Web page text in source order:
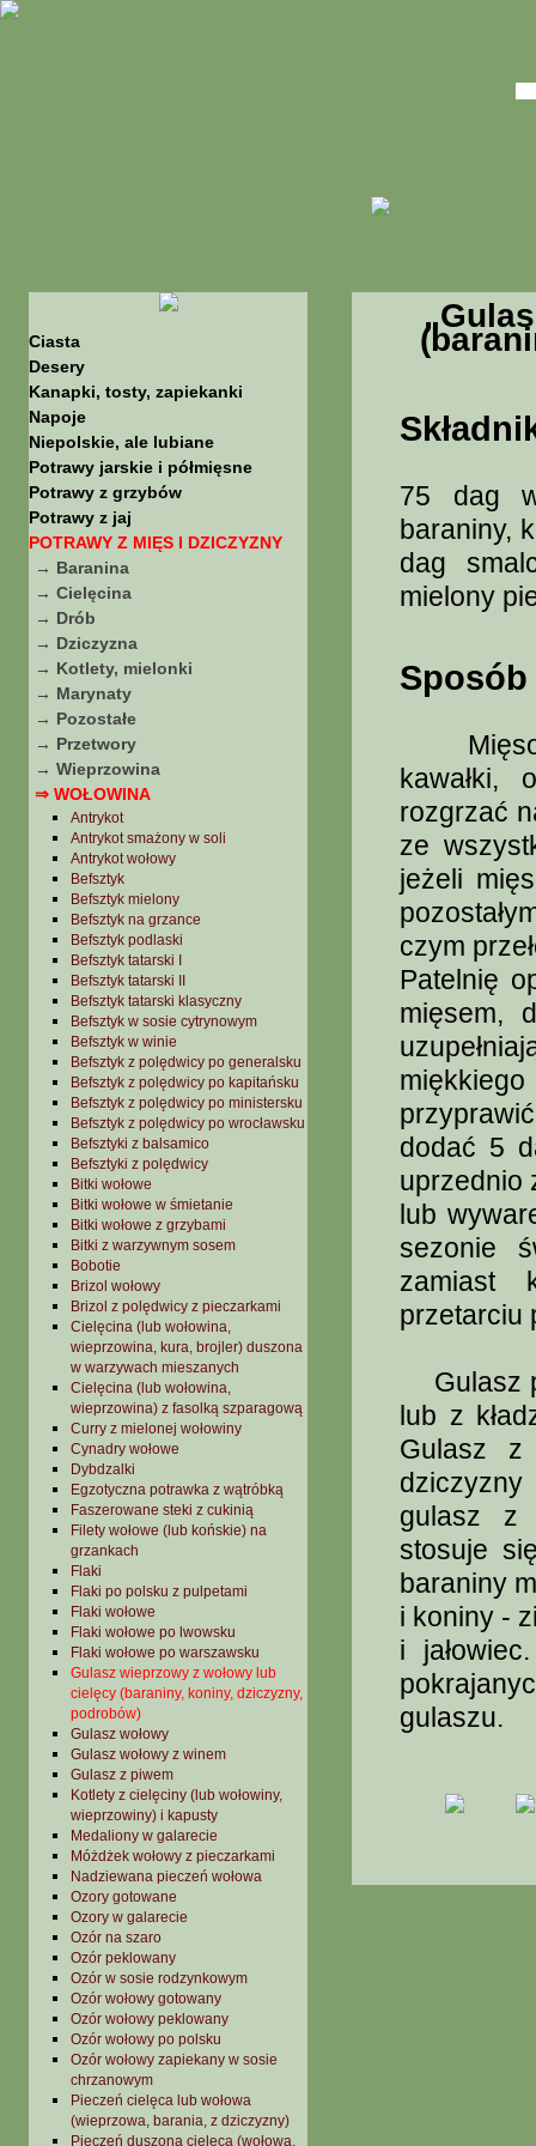
Ciasta
Desery
Kanapki, tosty, zapiekanki
Napoje
Niepolskie, ale lubiane
Potrawy jarskie i półmięsne
Potrawy z grzybów
Potrawy z jaj
POTRAWY Z MIĘS I DZICZYZNY
→ Baranina
→ Cielęcina
→ Drób
→ Dziczyzna
→ Kotlety, mielonki
→ Marynaty
→ Pozostałe
→ Przetwory
→ Wieprzowina
⇒ WOŁOWINA
Antrykot
Antrykot smażony w soli
Antrykot wołowy
Befsztyk
Befsztyk mielony
Befsztyk na grzance
Befsztyk podlaski
Befsztyk tatarski I
Befsztyk tatarski II
Befsztyk tatarski klasyczny
Befsztyk w sosie cytrynowym
Befsztyk w winie
Befsztyk z polędwicy po generalsku
Befsztyk z polędwicy po kapitańsku
Befsztyk z polędwicy po ministersku
Befsztyk z polędwicy po wrocławsku
Befsztyki z balsamico
Befsztyki z polędwicy
Bitki wołowe
Bitki wołowe w śmietanie
Bitki wołowe z grzybami
Bitki z warzywnym sosem
Bobotie
Brizol wołowy
Brizol z polędwicy z pieczarkami
Cielęcina (lub wołowina,
wieprzowina, kura, brojler) duszona
w warzywach mieszanych
Cielęcina (lub wołowina,
wieprzowina) z fasolką szparagową
Curry z mielonej wołowiny
Cynadry wołowe
Dybdzalki
Egzotyczna potrawka z wątróbką
Faszerowane steki z cukinią
Filety wołowe (lub końskie) na
grzankach
Flaki
Flaki po polsku z pulpetami
Flaki wołowe
Flaki wołowe po lwowsku
Flaki wołowe po warszawsku
Gulasz wieprzowy z wołowy lub
cielęcy (baraniny, koniny, dziczyzny,
podrobów)
Gulasz wołowy
Gulasz wołowy z winem
Gulasz z piwem
Kotlety z cielęciny (lub wołowiny,
wieprzowiny) i kapusty
Medaliony w galarecie
Móżdżek wołowy z pieczarkami
Nadziewana pieczeń wołowa
Ozory gotowane
Ozory w galarecie
Ozór na szaro
Ozór peklowany
Ozór w sosie rodzynkowym
Ozór wołowy gotowany
Ozór wołowy peklowany
Ozór wołowy po polsku
Ozór wołowy zapiekany w sosie
chrzanowym
Pieczeń cielęca lub wołowa
(wieprzowa, barania, z dziczyzny)
Pieczeń duszona cielęca (wołowa,
75 dag
baraniny,
dag
mielony
Mięso
kawałki,
rozgrzać
ze
jeżeli
czym
Patelnię
mięsem,
dodać 5
uprzednio
lub
sezonie
zamiast
przetarciu
Gulasz
lub z
Gulasz z
gulasz z
stosuje
baraniny
i koniny -
i
gulaszu.